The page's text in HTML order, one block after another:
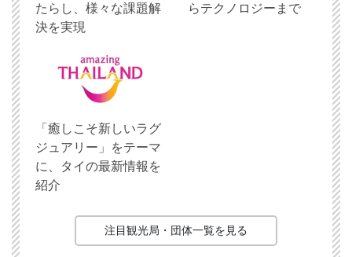
たらし、様々な課題解
決を実現
らテクノロジーまで
「癒しこそ新しいラグ
ジュアリー」をテーマ
に、タイの最新情報を
紹介
注目観光局・団体一覧を見る